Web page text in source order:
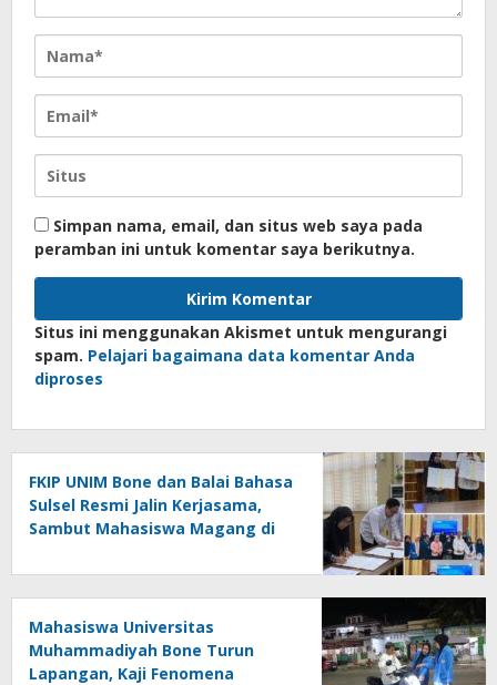
Simpan nama, email, dan situs web saya pada
peramban ini untuk komentar saya berikutnya.
Situs ini menggunakan Akismet untuk mengurangi
spam. Pelajari bagaimana data komentar Anda
diproses
FKIP UNIM Bone dan Balai Bahasa
Sulsel Resmi Jalin Kerjasama,
Sambut Mahasiswa Magang di
Mahasiswa Universitas
Muhammadiyah Bone Turun
Lapangan, Kaji Fenomena